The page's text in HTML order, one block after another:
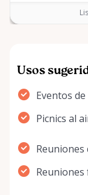
Usos
Eventos
Picnics al